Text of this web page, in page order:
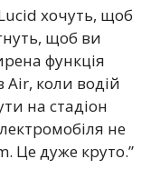
хочуть, щоб
щоб ви
функція
Air, коли водій
на стадіон
не
Це дуже круто.”